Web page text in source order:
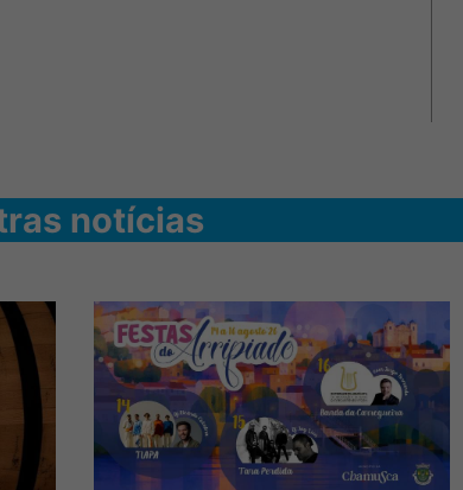
notícias